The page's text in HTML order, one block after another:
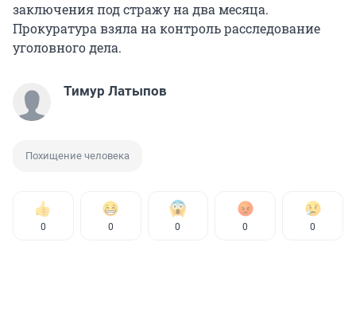
заключения под стражу на два месяца.
Прокуратура взяла на контроль расследование
уголовного дела.
Тимур Латыпов
Похищение человека
0 0 0 0 0